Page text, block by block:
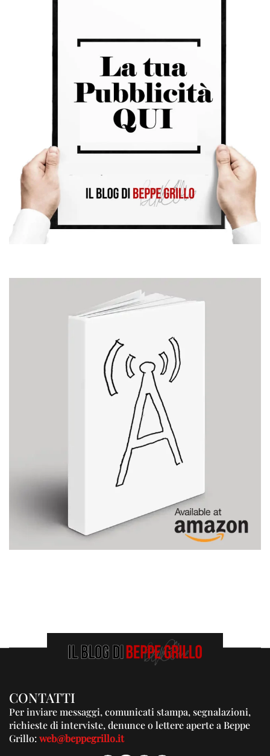
CONTATTI
Per inviare messaggi, comunicati stampa, segnalazioni,
richieste di interviste, denunce o lettere aperte a Beppe
Grillo:web@beppegrillo.it